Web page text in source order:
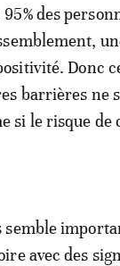
95% des
Donc
barrières ne
si le risque
semble
avec des